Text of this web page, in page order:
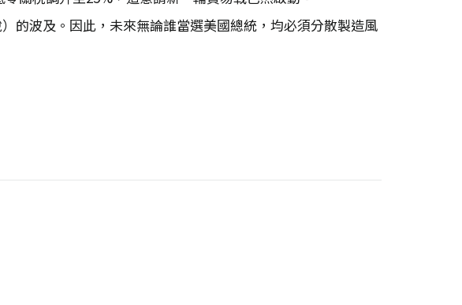
的波及。因此，未來無論誰當選美國總統，均必須分散製造風